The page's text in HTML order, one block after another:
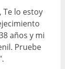
Te lo estoy
años y mi
Pruebe